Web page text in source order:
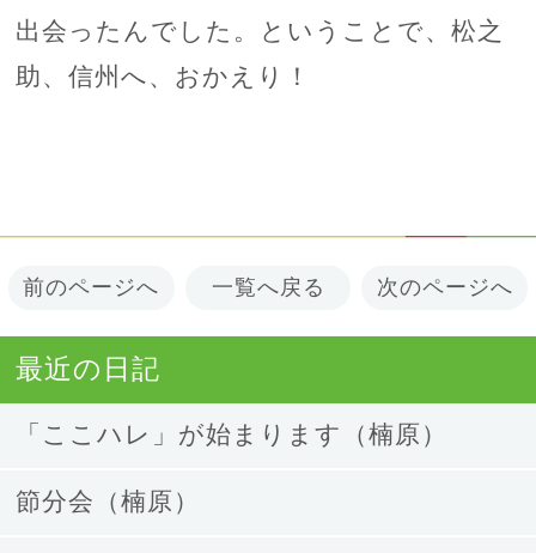
出会ったんでした。ということで、松之
助、信州へ、おかえり！
前のページへ 一覧へ戻る 次のページへ
最近の日記
「ここハレ」が始まります（楠原）
節分会（楠原）